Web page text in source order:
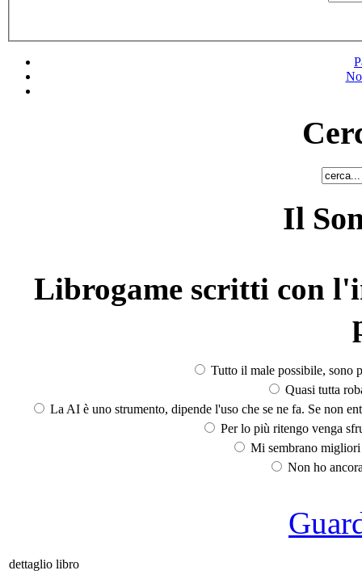
Il
Librogame scritti con
Tutto il male possibile, sono
Quasi tutta
La AI è uno strumento, dipende l'uso che se ne fa. Se non
Per lo più ritengo venga
Mi sembrano
Non ho
dettaglio libro